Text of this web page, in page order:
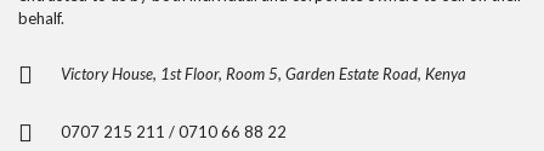
behalf.
Victory House, 1st Floor, Room 5, Garden Estate Road, Kenya
0707 215 211 / 0710 66 88 22